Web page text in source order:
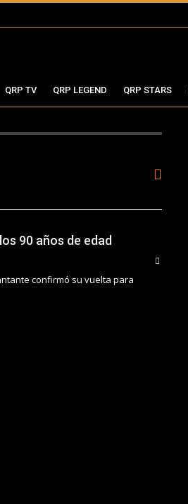
QRP TV QRP LEGEND QRP STARS
90 años de edad
confirmó su vuelta para